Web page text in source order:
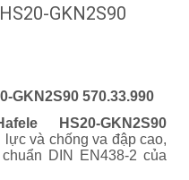
GKN2S90
GKN2S90 570.33.990
HS20-GKN2S90
và chống va đập cao,
DIN EN438-2 của